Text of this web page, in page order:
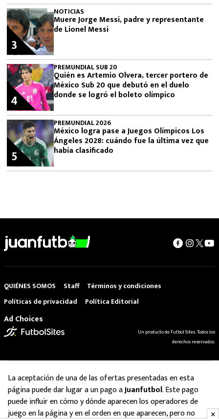
NOTICIAS
Muere Jorge Messi, padre y representante
de Lionel Messi
3
PREMUNDIAL SUB 20
Quién es Artemio Olvera, tercer portero de
México Sub 20 que debutó en el duelo
donde se logró el boleto olímpico
4
PREMUNDIAL 2026
México logra pase a Juegos Olímpicos Los
Ángeles 2028: cuándo fue la última vez que
había clasificado
5
QUIÉNES SOMOS Staff
Términos y condiciones
Políticas de privacidad
Política Editorial
Ad Choices
Un producto de Futbol Sites. Todos los
derechos reservados.
La aceptación de una de las ofertas presentadas en esta
página puede dar lugar a un pago aJuanfutbol. Este pago
puede influir en cómo y dónde aparecen los operadores de
juego en la página y en el orden en que aparecen, pero no